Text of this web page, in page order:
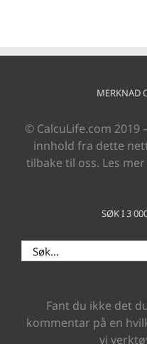
MERKNAD
© CalcuLife.com 2019
innhold fra dette
tilbake til oss. Les mer
SØK I 3
Search
for:
Fant du ikke det
kommentar på en
vi